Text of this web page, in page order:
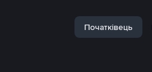
Початківець